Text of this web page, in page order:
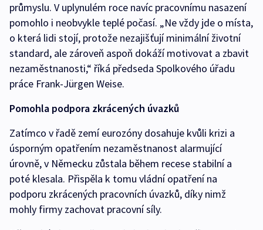
průmyslu. V uplynulém roce navíc pracovnímu nasazení
pomohlo i neobvykle teplé počasí. „Ne vždy jde o místa,
o která lidi stojí, protože nezajišťují minimální životní
standard, ale zároveň aspoň dokáží motivovat a zbavit
nezaměstnanosti,“ říká předseda Spolkového úřadu
práce Frank-Jürgen Weise.
Pomohla podpora zkrácených úvazků
Zatímco v řadě zemí eurozóny dosahuje kvůli krizi a
úsporným opatřením nezaměstnanost alarmující
úrovně, v Německu zůstala během recese stabilní a
poté klesala. Přispěla k tomu vládní opatření na
podporu zkrácených pracovních úvazků, díky nimž
mohly firmy zachovat pracovní síly.